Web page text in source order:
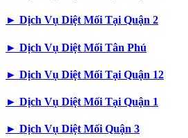
► Dịch Vụ Diệt Mối Tại Quận 2
► Dịch Vụ Diệt Mối Tân Phú
► Dịch Vụ Diệt Mối Tại Quận 12
► Dịch Vụ Diệt Mối Tại Quận 1
► Dịch Vụ Diệt Mối Quận 3